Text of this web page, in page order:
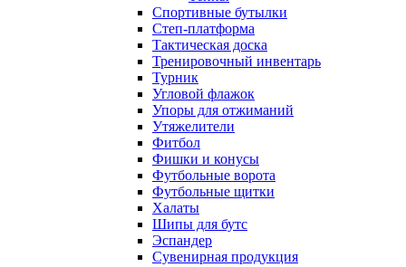
Спортивные бутылки
Степ-платформа
Тактическая доска
Тренировочный инвентарь
Турник
Угловой флажок
Упоры для отжиманий
Утяжелители
Фитбол
Фишки и конусы
Футбольные ворота
Футбольные щитки
Халаты
Шипы для бутс
Эспандер
Сувенирная продукция